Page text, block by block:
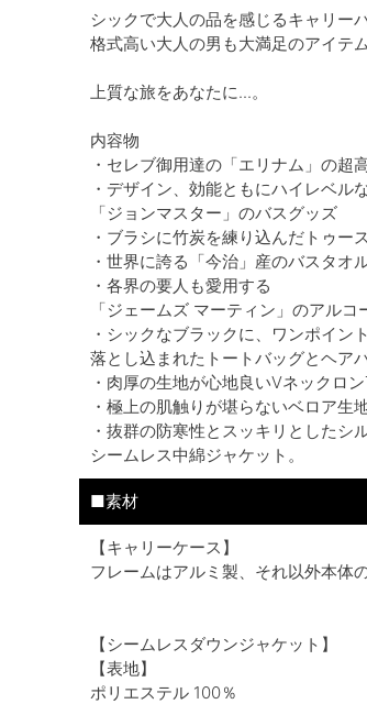
シックで大人の品を感じるキャリー
格式高い大人の男も大満足のアイテ
上質な旅をあなたに...。
内容物
・セレブ御用達の「エリナム」の超
・デザイン、効能ともにハイレベル
「ジョンマスター」のバスグッズ
・ブラシに竹炭を練り込んだトゥー
・世界に誇る「今治」産のバスタオ
・各界の要人も愛用する
「ジェームズ マーティン」のアルコ
・シックなブラックに、ワンポイン
落とし込まれたトートバッグとヘアバ
・肉厚の生地が心地良いVネックロン
・極上の肌触りが堪らないベロア生
・抜群の防寒性とスッキリとしたシ
シームレス中綿ジャケット。
■素材
【キャリーケース】
フレームはアルミ製、それ以外本体
【シームレスダウンジャケット】
【表地】
ポリエステル 100％